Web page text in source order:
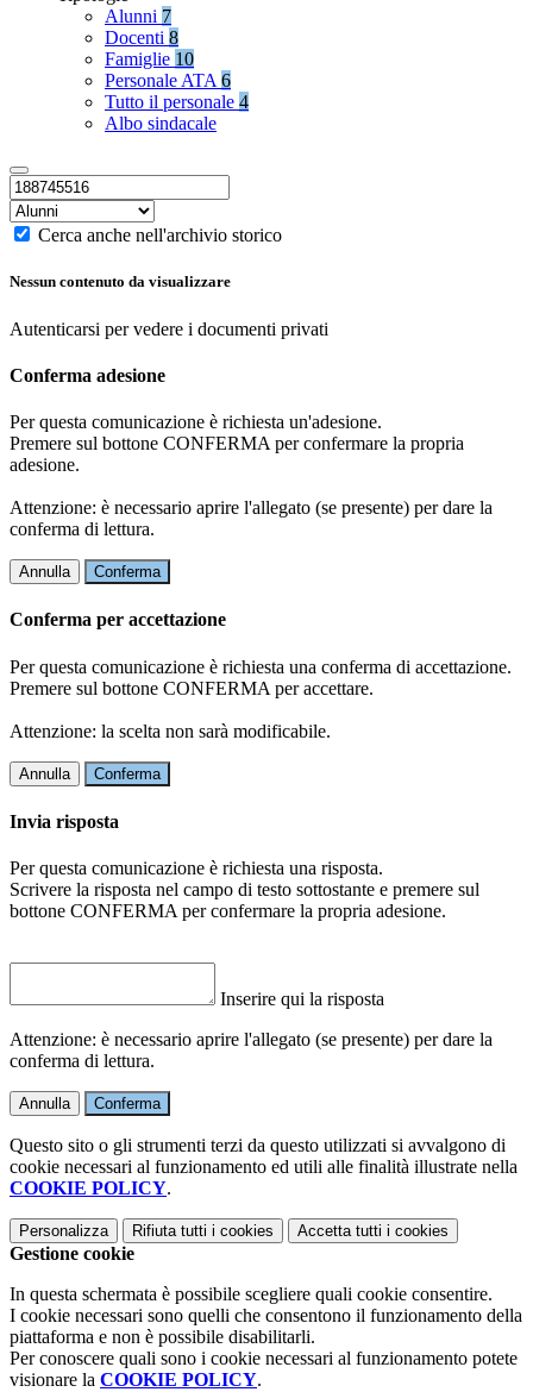
Alunni 7
Docenti 8
Famiglie 10
Personale ATA 6
Tutto il personale 4
Albo sindacale
Cerca anche nell'archivio storico
Nessun contenuto da visualizzare
Autenticarsi per vedere i documenti privati
Conferma adesione
Per questa comunicazione è richiesta un'adesione.
Premere sul bottone CONFERMA per confermare la propria
adesione.
Attenzione: è necessario aprire l'allegato (se presente) per dare la
conferma di lettura.
Annulla Conferma
Conferma per accettazione
Per questa comunicazione è richiesta una conferma di accettazione.
Premere sul bottone CONFERMA per accettare.
Attenzione: la scelta non sarà modificabile.
Annulla Conferma
Invia risposta
Per questa comunicazione è richiesta una risposta.
Scrivere la risposta nel campo di testo sottostante e premere sul
bottone CONFERMA per confermare la propria adesione.
Inserire qui la risposta
Attenzione: è necessario aprire l'allegato (se presente) per dare la
conferma di lettura.
Annulla Conferma
Questo sito o gli strumenti terzi da questo utilizzati si avvalgono di
cookie necessari al funzionamento ed utili alle finalità illustrate nella
COOKIE POLICY.
Personalizza Rifiuta tutti i cookies Accetta tutti i cookies
Gestione cookie
In questa schermata è possibile scegliere quali cookie consentire.
I cookie necessari sono quelli che consentono il funzionamento della
piattaforma e non è possibile disabilitarli.
Per conoscere quali sono i cookie necessari al funzionamento potete
visionare la COOKIE POLICY.